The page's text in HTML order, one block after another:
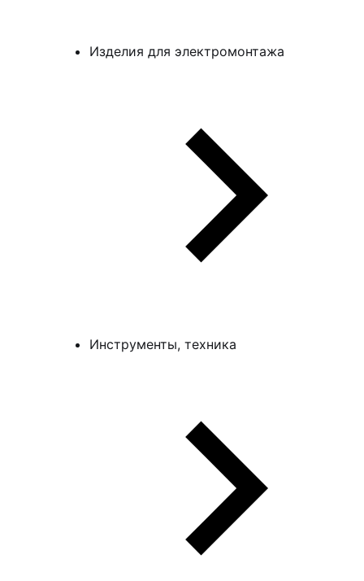
Изделия для электромонтажа
Инструменты, техника